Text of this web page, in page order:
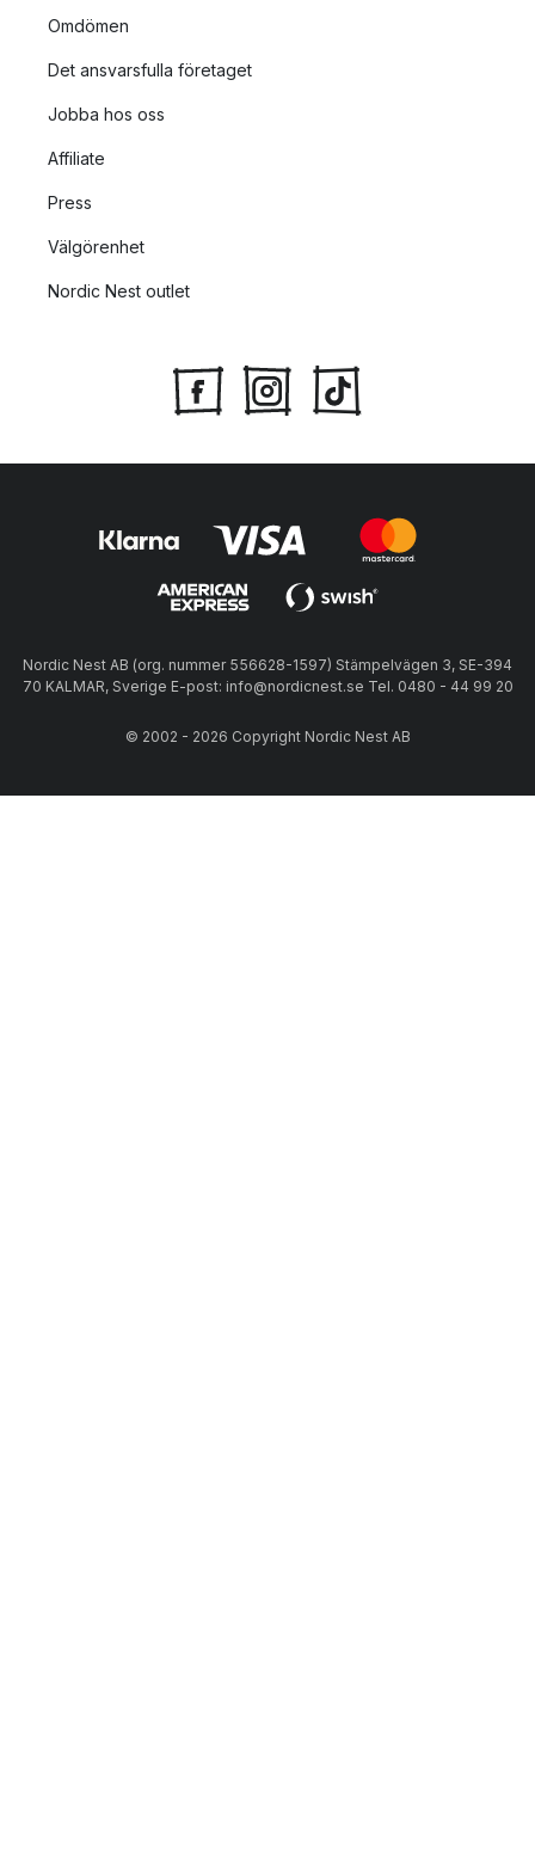
Omdömen
Det ansvarsfulla företaget
Jobba hos oss
Affiliate
Press
Välgörenhet
Nordic Nest outlet
Nordic Nest AB (org. nummer 556628-1597) Stämpelvägen 3, SE-394
70 KALMAR, Sverige E-post: info@nordicnest.se Tel. 0480 - 44 99 20
© 2002 - 2026 Copyright Nordic Nest AB